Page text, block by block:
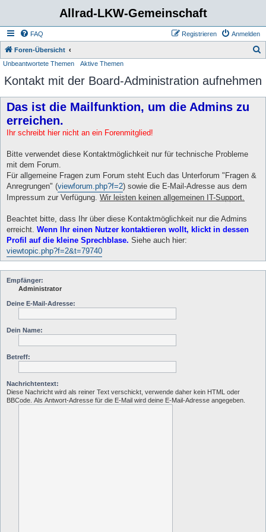
Allrad-LKW-Gemeinschaft
FAQ Anmelden
Registrieren
Foren-Übersicht
Unbeantwortete Themen Aktive Themen
Kontakt mit der Board-Administration aufnehmen
Das ist die Mailfunktion, um die Admins zu
erreichen.
Ihr schreibt hier nicht an ein Forenmitglied!
Bitte verwendet diese Kontaktmöglichkeit nur für technische Probleme
mit dem Forum.
Für allgemeine Fragen zum Forum steht Euch das Unterforum "Fragen &
Anregrungen" (viewforum.php?f=2) sowie die E-Mail-Adresse aus dem
Impressum zur Verfügung. Wir leisten keinen allgemeinen IT-Support.
Beachtet bitte, dass Ihr über diese Kontaktmöglichkeit nur die Admins
erreicht. Wenn Ihr einen Nutzer kontaktieren wollt, klickt in dessen
Profil auf die kleine Sprechblase. Siehe auch hier:
viewtopic.php?f=2&t=79740
Empfänger:
Administrator
Deine E-Mail-Adresse:
Dein Name:
Betreff:
Nachrichtentext:
Diese Nachricht wird als reiner Text verschickt, verwende daher kein HTML oder
BBCode. Als Antwort-Adresse für die E-Mail wird deine E-Mail-Adresse angegeben.